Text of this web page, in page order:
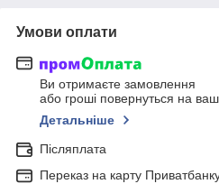
Умови оплати
Ви отримаєте замовлення
або гроші повернуться на
Детальніше
Післяплата
Переказ на карту